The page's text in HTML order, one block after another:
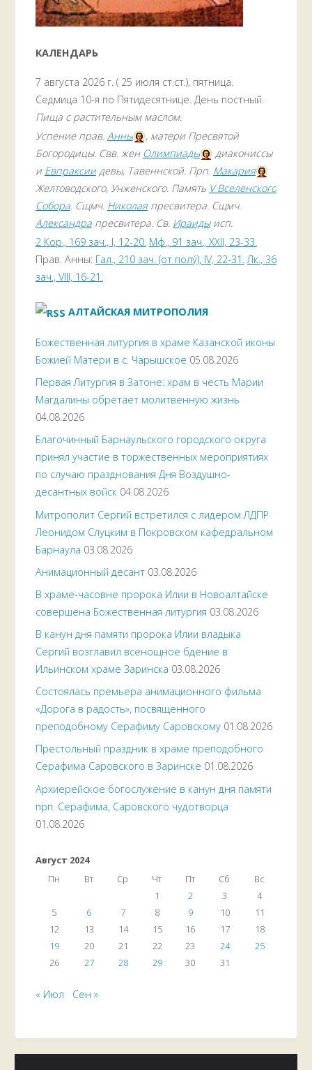
КАЛЕНДАРЬ
7 августа 2026 г. ( 25 июля ст.ст.), пятница.
Седмица 10-я по Пятидесятнице. День постный.
Пища с растительным маслом.
Успение прав. Анны
, матери Пресвятой
Богородицы. Свв. жен Олимпиады
диакониссы
и Евпраксиидевы, Тавеннской. Прп. Макария
Желтоводского, Унженского. Память V Вселенского
Собора. Сщмч. Николаяпресвитера. Сщмч.
Александрапресвитера. Св. Ираидыисп.
2 Кор., 169 зач., I, 12-20. Мф., 91 зач., XXII, 23-33.
Прав. Анны: Гал., 210 зач. (от полу́), IV, 22-31. Лк., 36
зач., VIII, 16-21.
АЛТАЙСКАЯ МИТРОПОЛИЯ
Божественная литургия в храме Казанской иконы
Божией Матери в с. Чарышское 05.08.2026
Первая Литургия в Затоне: храм в честь Марии
Магдалины обретает молитвенную жизнь
04.08.2026
Благочинный Барнаульского городского округа
принял участие в торжественных мероприятиях
по случаю празднования Дня Воздушно-
десантных войск 04.08.2026
Митрополит Сергий встретился с лидером ЛДПР
Леонидом Слуцким в Покровском кафедральном
Барнаула 03.08.2026
Анимационный десант 03.08.2026
В храме-часовне пророка Илии в Новоалтайске
совершена Божественная литургия 03.08.2026
В канун дня памяти пророка Илии владыка
Сергий возглавил всенощное бдение в
Ильинском храме Заринска 03.08.2026
Состоялась премьера анимационного фильма
«Дорога в радость», посвященного
преподобному Серафиму Саровскому 01.08.2026
Престольный праздник в храме преподобного
Серафима Саровского в Заринске 01.08.2026
Архиерейское богослужение в канун дня памяти
прп. Серафима, Саровского чудотворца
01.08.2026
Август 2024
Пн
Вт Ср Чт Пт Сб
Вс
1
2 3
4
5
6 7 8 9 10
11
12
13 14 15 16 17
18
19
20 21 22 23 24
25
26
27 28 29 30 31
« Июл Сен »